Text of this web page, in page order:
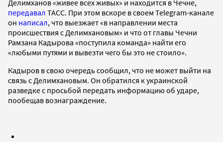
Делимханов «живее всех живых» и находится в Чечне,
передавал ТАСС. При этом вскоре в своем Telegram-канале
он написал, что выезжает «в направлении места
происшествия с Делимхановым» и что от главы Чечни
Рамзана Кадырова «поступила команда» найти его
«любыми путями и вывезти чего бы это не стоило».
Кадыров в свою очередь сообщил, что не может выйти на
связь с Делимхановым. Он обратился к украинской
разведке с просьбой передать информацию об ударе,
пообещав вознаграждение.